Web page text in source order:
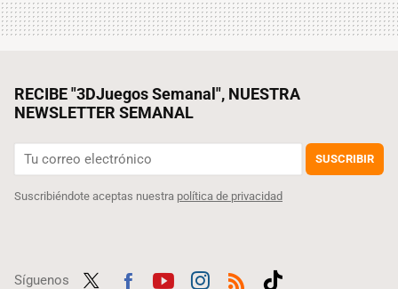
RECIBE "3DJuegos Semanal", NUESTRA
NEWSLETTER SEMANAL
SUSCRIBIR
Suscribiéndote aceptas nuestra política de privacidad
Síguenos